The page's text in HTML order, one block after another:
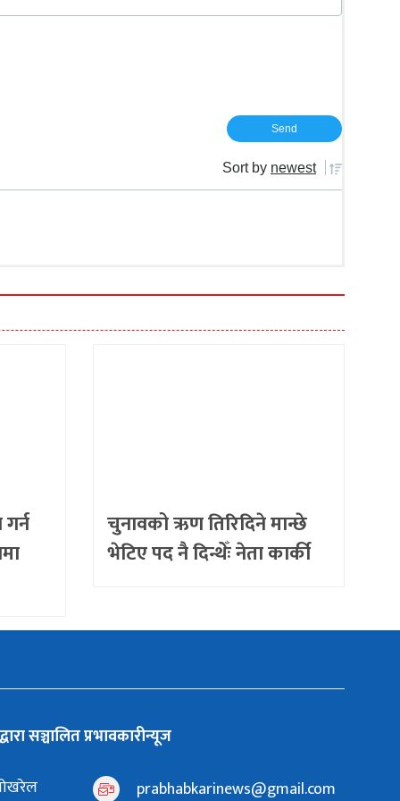
Sort by newest
चुनावको ऋण तिरिदिने मान्छे
भेटिए पद नै दिन्थेँः नेता कार्की
सञ्चालित प्रभावकारीन्यूज
prabhabkarinews@gmail.com